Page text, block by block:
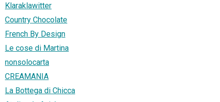
Klaraklawitter
Country Chocolate
French By Design
Le cose di Martina
nonsolocarta
CREAMANIA
La Bottega di Chicca